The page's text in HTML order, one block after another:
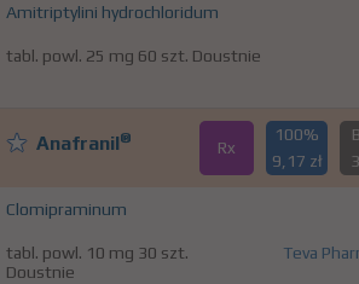
Amitriptylini hydrochloridum
tabl. powl. 25 mg 60 szt. Doustnie
Anafranil® Rx
100%
9,17 zł
B
Clomipraminum
tabl. powl. 10 mg 30 szt.
Doustnie
Teva